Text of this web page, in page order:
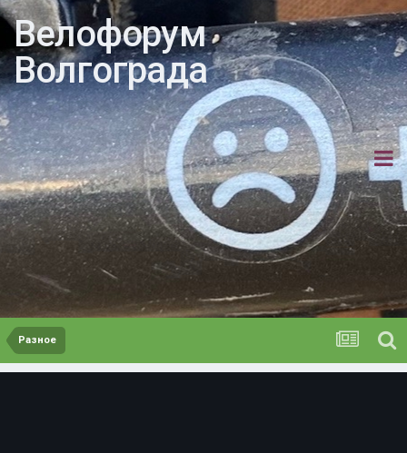
Велофорум
Волгограда
Разное